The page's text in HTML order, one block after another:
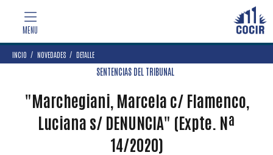
INCIO NOVEDADES DETALLE
SENTENCIAS DEL TRIBUNAL
"Marchegiani, Marcela c/ Flamenco,
Luciana s/ DENUNCIA" (Expte. Nª
14/2020)